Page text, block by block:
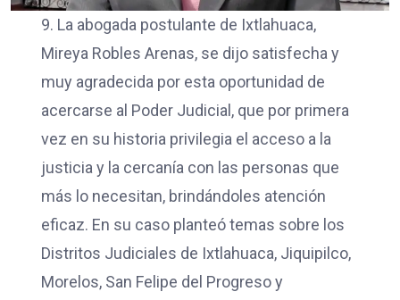
9. La abogada postulante de Ixtlahuaca,
Mireya Robles Arenas, se dijo satisfecha y
muy agradecida por esta oportunidad de
acercarse al Poder Judicial, que por primera
vez en su historia privilegia el acceso a la
justicia y la cercanía con las personas que
más lo necesitan, brindándoles atención
eficaz. En su caso planteó temas sobre los
Distritos Judiciales de Ixtlahuaca, Jiquipilco,
Morelos, San Felipe del Progreso y